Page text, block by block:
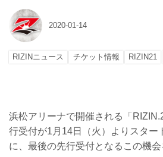
2020-01-14
RIZINニュース チケット情報 RIZIN21
浜松アリーナで開催される「
行受付が1月14日（火）よりスター
に、最後の先行受付となるこの機会